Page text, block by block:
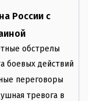
России с
обстрелы
боевых действий
переговоры
тревога в